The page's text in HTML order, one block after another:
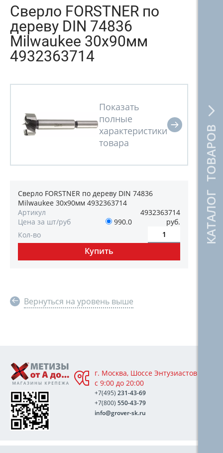
КАТАЛОГ ТОВАРОВ
Сверло FORSTNER по
дереву DIN 74836
Milwaukee 30х90мм
4932363714
Сверло FORSTNER по дереву DIN 74836
Milwaukee 30х90мм 4932363714
Артикул
4932363714
Цена за шт/руб
990.0
руб.
Кол-во
Вернуться на уровень выше
г. Москва, Шоссе Энтузиастов 76А,
с 9:00 до 20:00
+7(495) 231-43-69
+7(800) 550-43-79
info@grover-sk.ru